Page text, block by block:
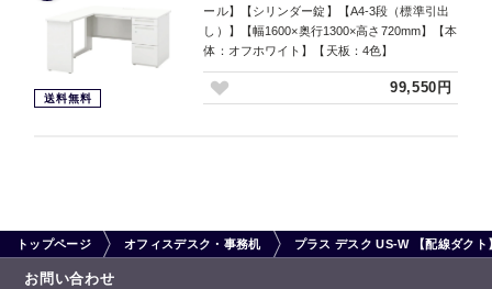
送料無料
ール】【シリンダー錠】【A4-3段（標準引出
し）】【幅1600×奥行1300×高さ720mm】【本
体：オフホワイト】【天板：4色】
99,550円
トップページ オフィスデスク・事務机 プラス デスク US-W 【配線ダク
お問い合わせ